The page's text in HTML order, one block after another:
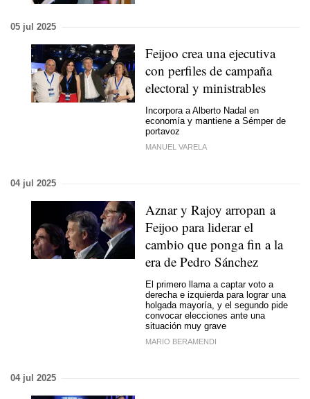
05 jul 2025
Feijoo crea una ejecutiva
con perfiles de campaña
electoral y ministrables
Incorpora a Alberto Nadal en
economía y mantiene a Sémper de
portavoz
MANUEL VARELA
04 jul 2025
Aznar y Rajoy arropan a
Feijoo para liderar el
cambio que ponga fin a la
era de Pedro Sánchez
El primero llama a captar voto a
derecha e izquierda para lograr una
holgada mayoría, y el segundo pide
convocar elecciones ante una
situación muy grave
MARIO BERAMENDI
04 jul 2025